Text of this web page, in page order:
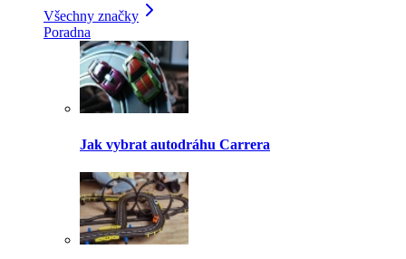
Všechny značky
Poradna
Jak vybrat autodráhu Carrera